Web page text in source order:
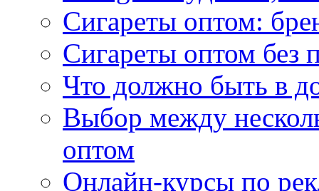
Сигареты оптом:
Сигареты оптом без
Что должно быть в
Выбор между
оптом
Онлайн-курсы по